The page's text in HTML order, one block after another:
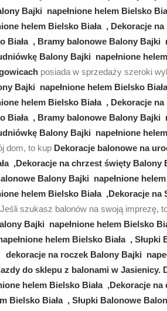
Bajki napełnione helem Bielsko
helem Bielsko Biała , Dekoracje
Biała , Bramy balonowe Balony
Balony Bajki napełnione
posiada w sprzedaży szeroki
Bajki napełnione helem Bielsko
helem Bielsko Biała , Dekoracje
Biała , Bramy balonowe Balony
Balony Bajki napełnione
dom, to kup Dekoracje balonowe na
,Dekoracje na chrzest święty
Balony Bajki napełnione
helem Bielsko Biała ,Dekoracje
Jeśli szukasz balonów na swoją imprezę,
Bajki napełnione helem Bielsko
helem Bielsko Biała ,
na roczek Balony Bajki
do sklepu z balonami w
helem Bielsko Biała ,Dekoracje
Bielsko Biała , Słupki Balonowe